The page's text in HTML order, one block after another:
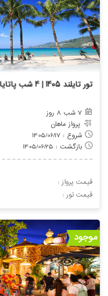
تور تایلند 1405 | 4 شب پاتایا 3 شب بانکوک -5
7 شب 8 روز
پرواز ماهان
شروع : 1405/06/17
بازگشت : 1405/06/25
قیمت پرواز :
: قیمت تور
موجود